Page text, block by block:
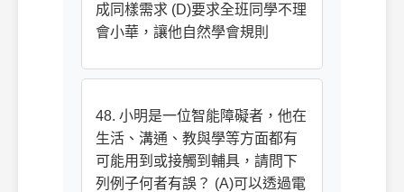
成同樣需求 (D)要求全班同學不理
會小華，讓他自然學會規則
48. 小明是一位智能障礙者，他在
生活、溝通、教與學等方面都有
可能用到或接觸到輔具，請問下
列例子何者有誤？ (A)可以透過電